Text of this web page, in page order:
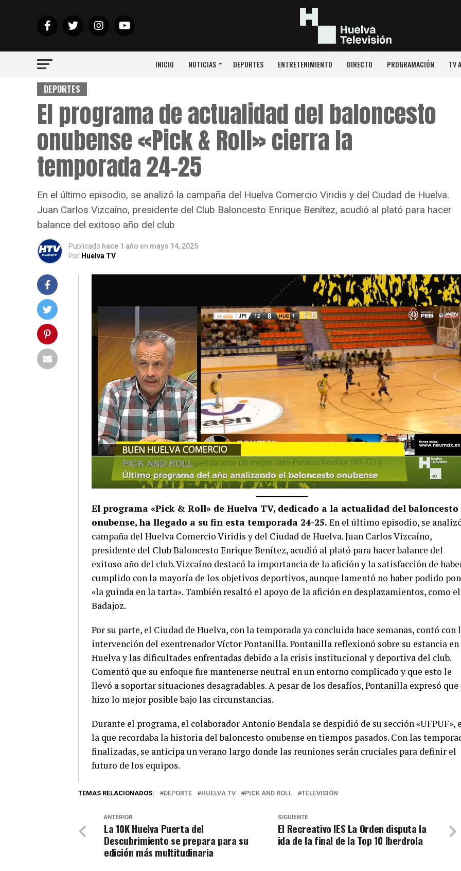
INICIO NOTICIAS DEPORTES ENTRETENIMIENTO DIRECTO PROGRAMACIÓN TV
DEPORTES
El programa de actualidad del baloncesto
onubense «Pick & Roll» cierra la
temporada 24-25
En el último episodio, se analizó la campaña del Huelva Comercio Viridis y del Ciudad de Huelva.
Juan Carlos Vizcaíno, presidente del Club Baloncesto Enrique Benítez, acudió al plató para hacer
balance del exitoso año del club
Publicado hace 1 año en mayo 14, 2025
Por Huelva TV
El programa «Pick & Roll» de Huelva TV, dedicado a la actualidad del baloncesto
onubense, ha llegado a su fin esta temporada 24-25. En el último episodio, se
campaña del Huelva Comercio Viridis y del Ciudad de Huelva. Juan Carlos Vizcaíno,
presidente del Club Baloncesto Enrique Benítez, acudió al plató para hacer balance del
exitoso año del club. Vizcaíno destacó la importancia de la afición y la satisfacción de
cumplido con la mayoría de los objetivos deportivos, aunque lamentó no haber podido
«la guinda en la tarta». También resaltó el apoyo de la afición en desplazamientos, como
Badajoz.
Por su parte, el Ciudad de Huelva, con la temporada ya concluida hace semanas, contó con
intervención del exentrenador Víctor Pontanilla. Pontanilla reflexionó sobre su estancia en
Huelva y las dificultades enfrentadas debido a la crisis institucional y deportiva del club.
Comentó que su enfoque fue mantenerse neutral en un entorno complicado y que esto le
llevó a soportar situaciones desagradables. A pesar de los desafíos, Pontanilla expresó que
hizo lo mejor posible bajo las circunstancias.
Durante el programa, el colaborador Antonio Bendala se despidió de su sección «UFPUF»,
la que recordaba la historia del baloncesto onubense en tiempos pasados. Con las
finalizadas, se anticipa un verano largo donde las reuniones serán cruciales para definir el
futuro de los equipos.
TEMAS RELACIONADOS: DEPORTE HUELVA TV PICK AND ROLL TELEVISIÓN
SIGUIENTE
El Recreativo IES La Orden disputa la
ida de la final de la Top 10 Iberdrola
ANTERIOR
La 10K Huelva Puerta del
Descubrimiento se prepara para su
edición más multitudinaria